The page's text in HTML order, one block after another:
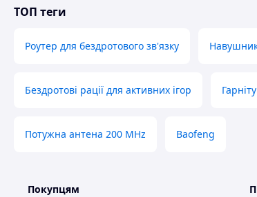
ТОП теги
Роутер для бездротового зв'язку
Бездротові рації для активних ігор
Потужна антена 200 MHz Baofeng
Покупцям